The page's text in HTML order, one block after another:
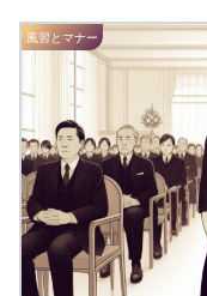
風習とマナー